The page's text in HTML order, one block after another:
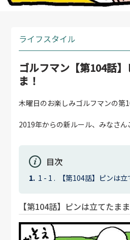
ライフスタイル
ゴルフマン【第104話
ま！
木曜日のお楽しみゴルフマンの第
2019年からの新ルール、みなさん
目次
【第104話】ピンは立
【第104話】ピンは立てたまま